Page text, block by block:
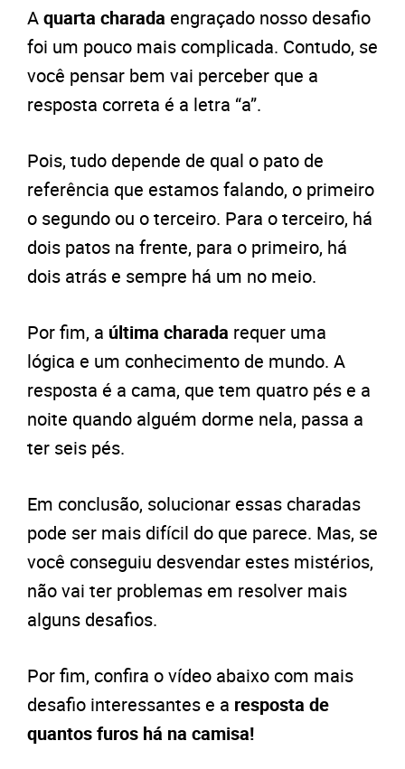
Aquarta charada engraçado nosso desafio
foi um pouco mais complicada. Contudo, se
você pensar bem vai perceber que a
resposta correta é a letra “a”.
Pois, tudo depende de qual o pato de
referência que estamos falando, o primeiro
o segundo ou o terceiro. Para o terceiro, há
dois patos na frente, para o primeiro, há
dois atrás e sempre há um no meio.
Por fim, a última charada requer uma
lógica e um conhecimento de mundo. A
resposta é a cama, que tem quatro pés e a
noite quando alguém dorme nela, passa a
ter seis pés.
Em conclusão, solucionar essas charadas
pode ser mais difícil do que parece. Mas, se
você conseguiu desvendar estes mistérios,
não vai ter problemas em resolver mais
alguns desafios.
Por fim, confira o vídeo abaixo com mais
desafio interessantes e a resposta de
quantos furos há na camisa!